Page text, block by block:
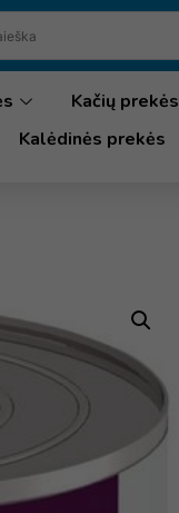
Kačių prekės
Kalėdinės prekės